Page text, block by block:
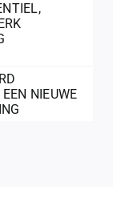
,
NIEUWE